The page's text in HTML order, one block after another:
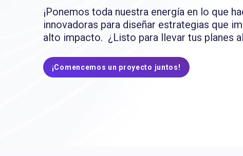
¡Ponemos toda nuestra energía en lo que
innovadoras para diseñar estrategias que
alto impacto. ¿Listo para llevar tus planes
¡Comencemos un proyecto juntos!